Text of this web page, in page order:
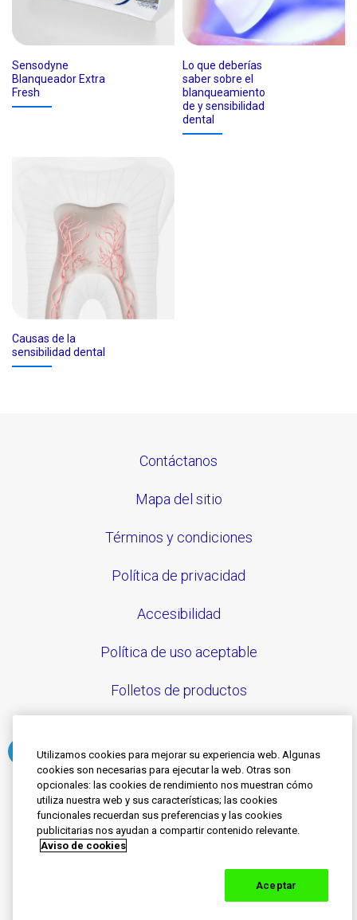
Sensodyne
Blanqueador Extra
Fresh
Lo que deberías
saber sobre el
blanqueamiento
de y sensibilidad
dental
Causas de la
sensibilidad dental
Contáctanos
Mapa del sitio
Términos y condiciones
Política de privacidad
Accesibilidad
Política de uso aceptable
Folletos de productos
Síguenos
© 2020-2023 Grupo de empresas Haleon. Todos los
derechos reservados.
propiedad de grupo de empresas Haleon. El contenido
de este sitio está destinado solo para las audiencias
Utilizamos cookies para mejorar su experiencia web. Algunas
cookies son necesarias para ejecutar la web. Otras son
opcionales: las cookies de rendimiento nos muestran cómo
utiliza nuestra web y sus características; las cookies
funcionales recuerdan sus preferencias y las cookies
publicitarias nos ayudan a compartir contenido relevante.
Aviso de cookies
Aceptar